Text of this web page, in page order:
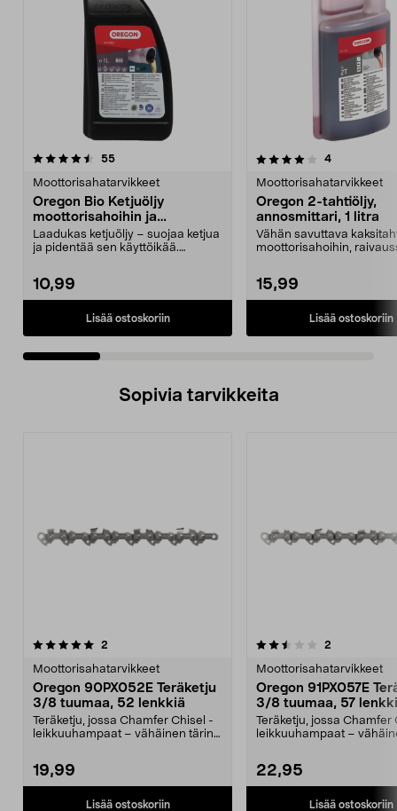
55arvostelut
Moottorisahatarvikkeet
Oregon Bio Ketjuöljy
moottorisahoihin ja
harvestereihin 1 l
Laadukas ketjuöljy – suojaa ketjua
ja pidentää sen käyttöikää.
10,99
Lisää ostoskoriin
4.0 viidestä
4arvostelut
Moottorisahatarvikkeet
Oregon 2-tahtiöljy,
annosmittari, 1 litra
Vähän savuttava
moottorisahoihin,
15,99
Lisää ostoskoriin
4.0 viidestä
Sopivia tarvikkeita
2
Moottorisahatarvikkeet
Oregon 90PX052E Teräketju
3/8 tuumaa, 52 lenkkiä
Teräketju, jossa Chamfer Chisel -
leikkuuhampaat – vähäinen tärinä
19,99
Lisää ostoskoriin
2.5viidestä
2
Moottorisahatarvikkeet
Oregon 91PX057E
3/8 tuumaa, 57
Teräketju, jossa Chamfer
leikkuuhampaat –
22,95
Lisää ostoskoriin
4.5viidestä